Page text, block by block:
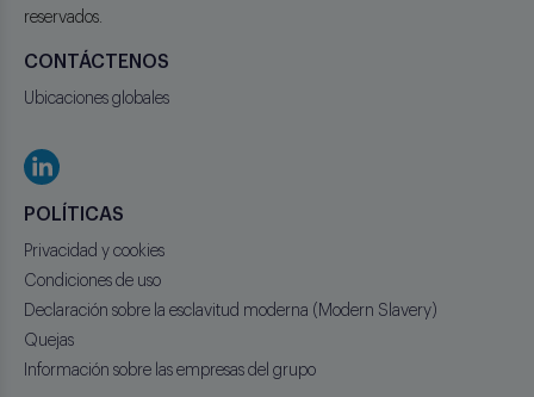
reservados.
CONTÁCTENOS
Ubicaciones globales
POLÍTICAS
Privacidad y cookies
Condiciones de uso
Declaración sobre la esclavitud moderna (Modern Slavery)
Quejas
Información sobre las empresas del grupo